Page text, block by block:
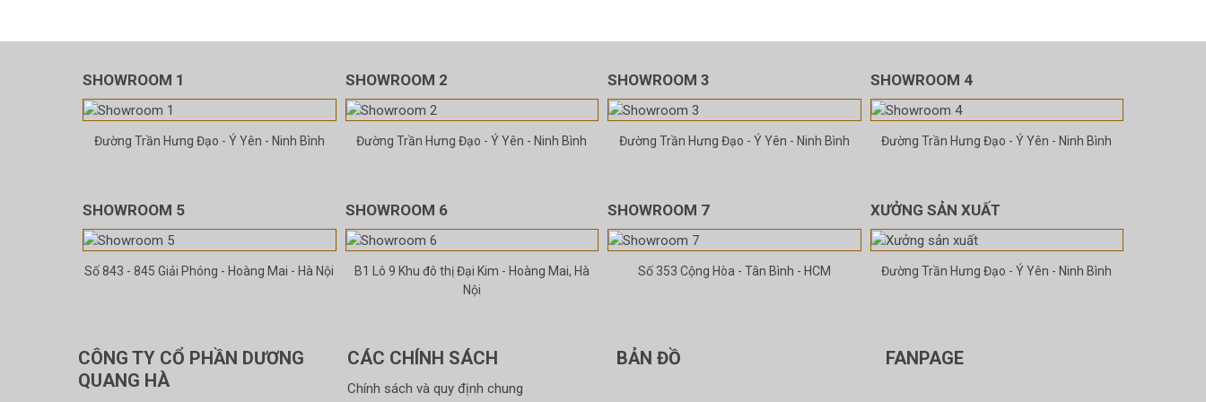
SHOWROOM 1
Đường Trần Hưng Đạo - Ý Yên - Ninh Bình
SHOWROOM 2
Đường Trần Hưng Đạo - Ý Yên - Ninh Bình
SHOWROOM 3
Đường Trần Hưng Đạo - Ý Yên - Ninh Bình
SHOWROOM 4
Đường Trần Hưng Đạo - Ý Yên - Ninh Bình
SHOWROOM 5
Số 843 - 845 Giải Phóng - Hoàng Mai - Hà Nội
SHOWROOM 6
B1 Lô 9 Khu đô thị Đại Kim - Hoàng Mai, Hà
Nội
SHOWROOM 7
Số 353 Cộng Hòa - Tân Bình - HCM
XƯỞNG SẢN XUẤT
Đường Trần Hưng Đạo - Ý Yên - Ninh Bình
CÔNG TY CỔ PHẦN DƯƠNG
QUANG HÀ
CÁC CHÍNH SÁCH
Chính sách và quy định chung
BẢN ĐỒ FANPAGE